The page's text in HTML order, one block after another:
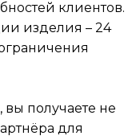
клиентов.
изделия – 24
получаете не
для